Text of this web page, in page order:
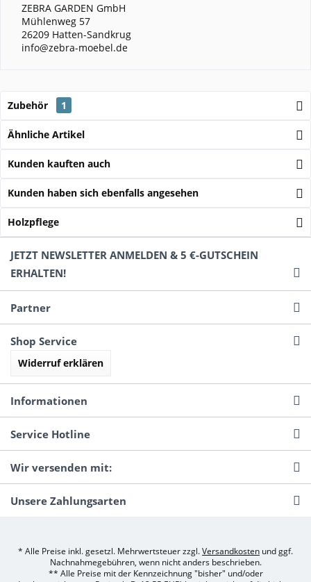
ZEBRA GARDEN GmbH
Mühlenweg 57
26209 Hatten-Sandkrug
info@zebra-moebel.de
Zubehör 1
Ähnliche Artikel
Kunden kauften auch
Kunden haben sich ebenfalls angesehen
Holzpflege
JETZT NEWSLETTER ANMELDEN & 5 €-GUTSCHEIN
ERHALTEN!
Partner
Shop Service
Widerruf erklären
Informationen
Service Hotline
Wir versenden mit:
Unsere Zahlungsarten
* Alle Preise inkl. gesetzl. Mehrwertsteuer zzgl.Versandkosten und ggf.
Nachnahmegebühren, wenn nicht anders beschrieben.
** Alle Preise mit der Kennzeichnung "bisher" und/oder